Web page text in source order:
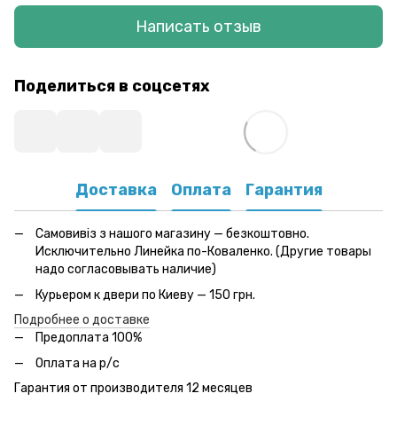
Написать отзыв
Поделиться в соцсетях
Доставка Оплата Гарантия
Самовивіз з нашого магазину — безкоштовно.
Исключительно Линейка по-Коваленко. (Другие товары
надо согласовывать наличие)
Курьером к двери по Киеву — 150 грн.
Подробнее о доставке
Предоплата 100%
Оплата на р/с
Гарантия от производителя 12 месяцев